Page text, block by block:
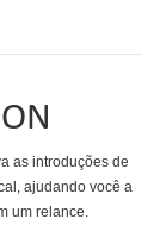
as introduções de
ajudando você a
um relance.